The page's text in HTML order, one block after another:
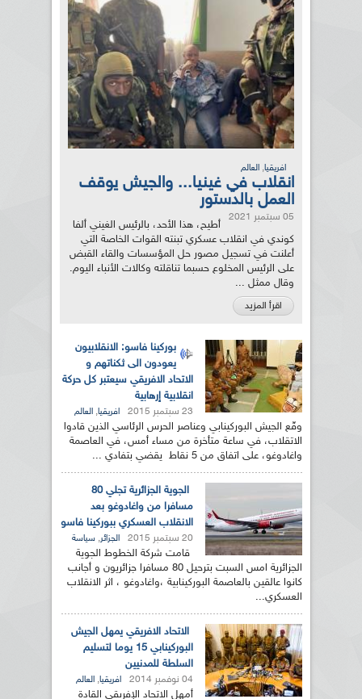
افريقيا, العالم
انقلاب في غينيا... والجيش يوقف
العمل بالدستور
05 سبتمبر 2021
أطيح، هذا الأحد، بالرئيس الغيني ألفا
كوندي في انقلاب عسكري تبنته القوات الخاصة التي
أعلنت في تسجيل مصور حل المؤسسات والقاء القبض
على الرئيس المخلوع حسبما تناقلته وكالات الأنباء اليوم.
وقال ممثل ...
اقرأ المزيد
بوركينا فاسو: الانقلابيون
يعودون الى ثكناتهم و
الاتحاد الافريقي سيعتبر كل حركة
انقلابية إرهابية
23 سبتمبر 2015 افريقيا, العالم
وقّع الجيش البوركينابي وعناصر الحرس الرئاسي الذين قادوا
الاتقلاب، في ساعة متأخرة من مساء أمس، في العاصمة
واغادوغو، على اتفاق من 5 نقاط يقضي بتفادي ...
الجوية الجزائرية تجلي 80
مسافرا من واغادوغو بعد
الانقلاب العسكري ببوركينا فاسو
20 سبتمبر 2015 الجزائر, سياسة
قامت شركة الخطوط الجوية
الجزائرية امس السبت بترحيل 80 مسافرا جزائريون و أجانب
كانوا عالقين بالعاصمة البوركينابية ،واغادوغو ، اثر الانقلاب
العسكري...
الاتحاد الافريقي يمهل الجيش
البوركينابي 15 يوما لتسليم
السلطة للمدنيين
04 نوفمبر 2014 افريقيا, العالم
أمهل الاتحاد الإفريقي القادة